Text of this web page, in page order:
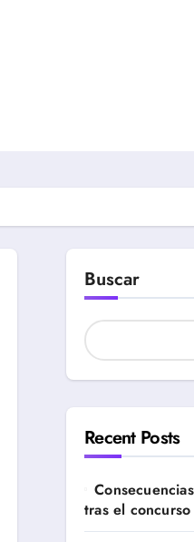
Buscar
Recent Posts
tras el concurso